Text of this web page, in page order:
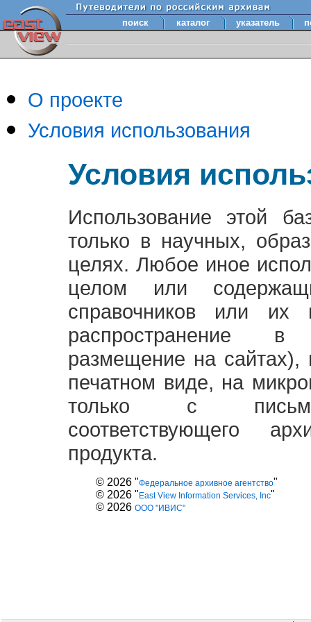
поиск каталог указатель
О проекте
Условия использования
Условия
Использование этой
только в научных,
целях. Любое иное
целом или
справочников или их
распространение
размещение на
печатном виде, на
только с
соответствующего
продукта.
© 2026 "Федеральное архивное агентство"
© 2026 " East View Information Services, Inc"
© 2026 ООО "ИВИС"